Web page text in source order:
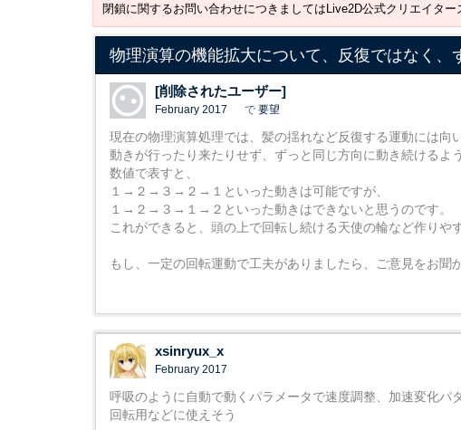
閉鎖に関するお問い合わせにつきましてはLive2D公式クリエイター
物理演算の機能拡大について、反復ではなく
[削除されたユーザー]
February 2017 で 要望
現在の物理演算処理では、髪の揺れなど反復する運動には向
動きが行ったり来たりせず、ずっと同じ方向に動き続けるよ
数値で表すと、
１→２→３→２→１といった動きは可能ですが、
１→２→３→１→２といった動きはできないと思うのです。
これができると、頭の上で回転し続ける天使の輪など作りや
もし、一定の回転運動で工夫がありましたら、ご意見をお聞
xsinryux_x
February 2017
呼吸のように自動で動くパラメータで速度調整、加速変化パ
回転用などに使えそう